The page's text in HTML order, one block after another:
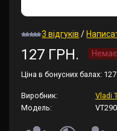
3 відгуків /
127 ГРН. Немає
Ціна в бонусних балах: 127
Виробник:
Vladi
Модель: